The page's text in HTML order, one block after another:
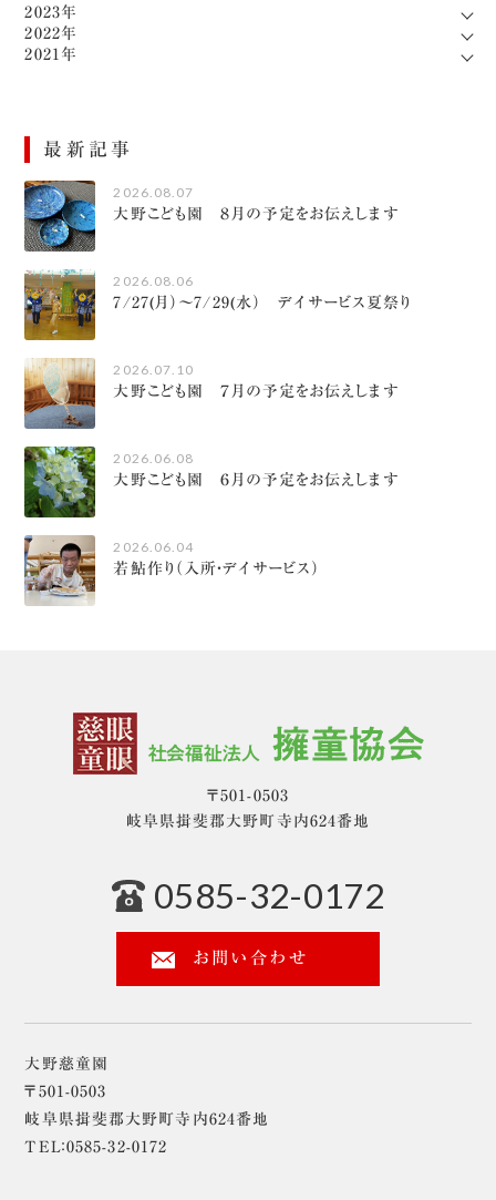
2023年
2022年
2021年
最新記事
2026.08.07
大野こども園 ８月の予定をお伝えします
2026.08.06
7/27(月）～7/29(水） デイサービス夏祭り
2026.07.10
大野こども園 ７月の予定をお伝えします
2026.06.08
大野こども園 ６月の予定をお伝えします
2026.06.04
若鮎作り（入所・デイサービス）
〒501-0503
岐阜県揖斐郡大野町寺内624番地
0585-32-0172
お問い合わせ
大野慈童園
〒501-0503
岐阜県揖斐郡大野町寺内624番地
TEL：0585-32-0172